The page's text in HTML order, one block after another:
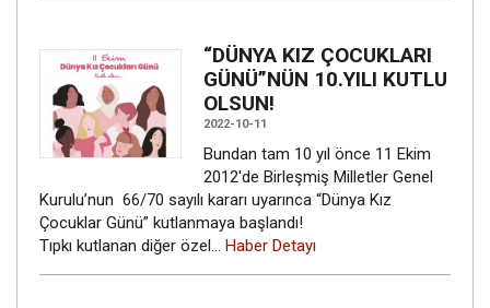
“DÜNYA KIZ ÇOCUKLARI
GÜNÜ”NÜN 10.YILI KUTLU
OLSUN!
2022-10-11
Bundan tam 10 yıl önce 11 Ekim
2012'de Birleşmiş Milletler Genel
Kurulu’nun 66/70 sayılı kararı uyarınca “Dünya Kız
Çocuklar Günü” kutlanmaya başlandı!
Tıpkı kutlanan diğer özel… Haber Detayı